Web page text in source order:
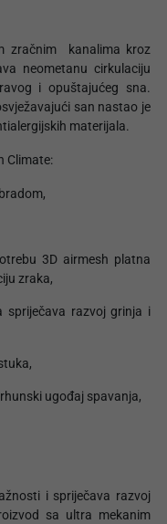
zračnim kanalima kroz
neometanu cirkulaciju
i opuštajućeg sna.
san nastao je
materijala.
Climate:
3D airmesh platna
zraka,
spriječava razvoj grinja i
ugođaj spavanja,
i spriječava razvoj
sa ultra mekanim